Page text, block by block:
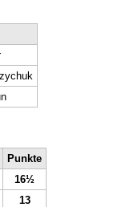
Punkte
16½
13